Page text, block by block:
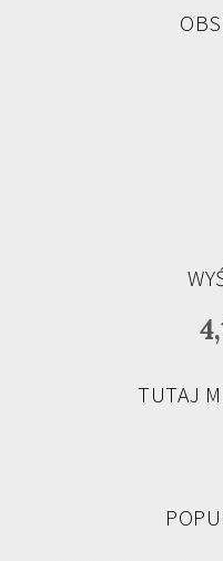
TUTAJ